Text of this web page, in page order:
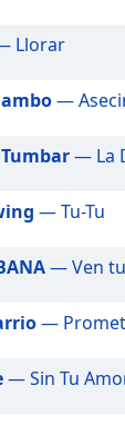
Llorar
—
— La
— Tu-Tu
— Ven tu
—
— Sin Tu